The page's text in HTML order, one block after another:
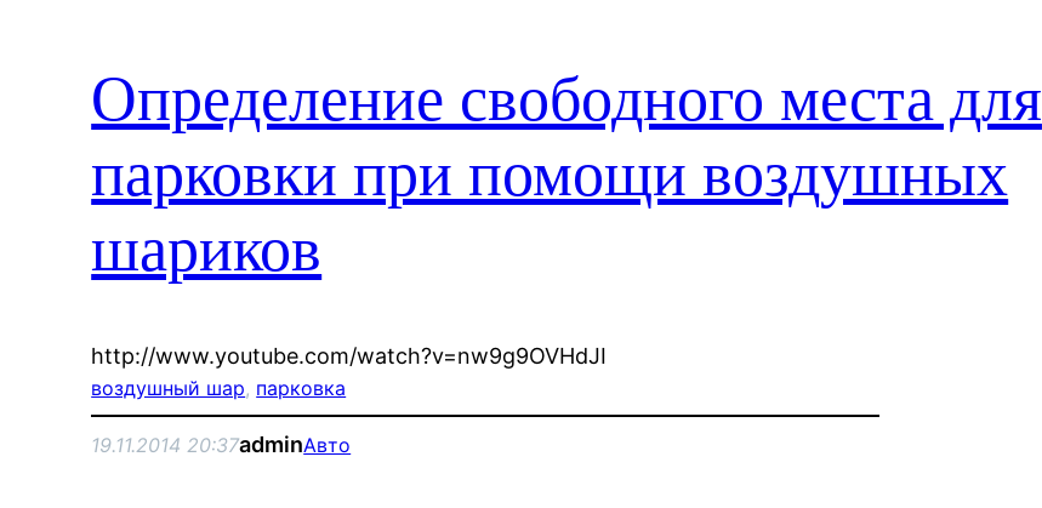
Определение свободного места для
парковки при помощи воздушных
шариков
http://www.youtube.com/watch?v=nw9g9OVHdJI
воздушный шар, парковка
19.11.2014 20:37adminАвто